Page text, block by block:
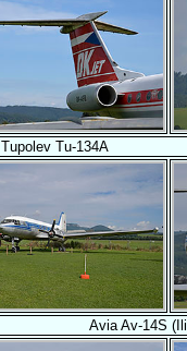
Tupolev Tu-134A
Avia Av-14S